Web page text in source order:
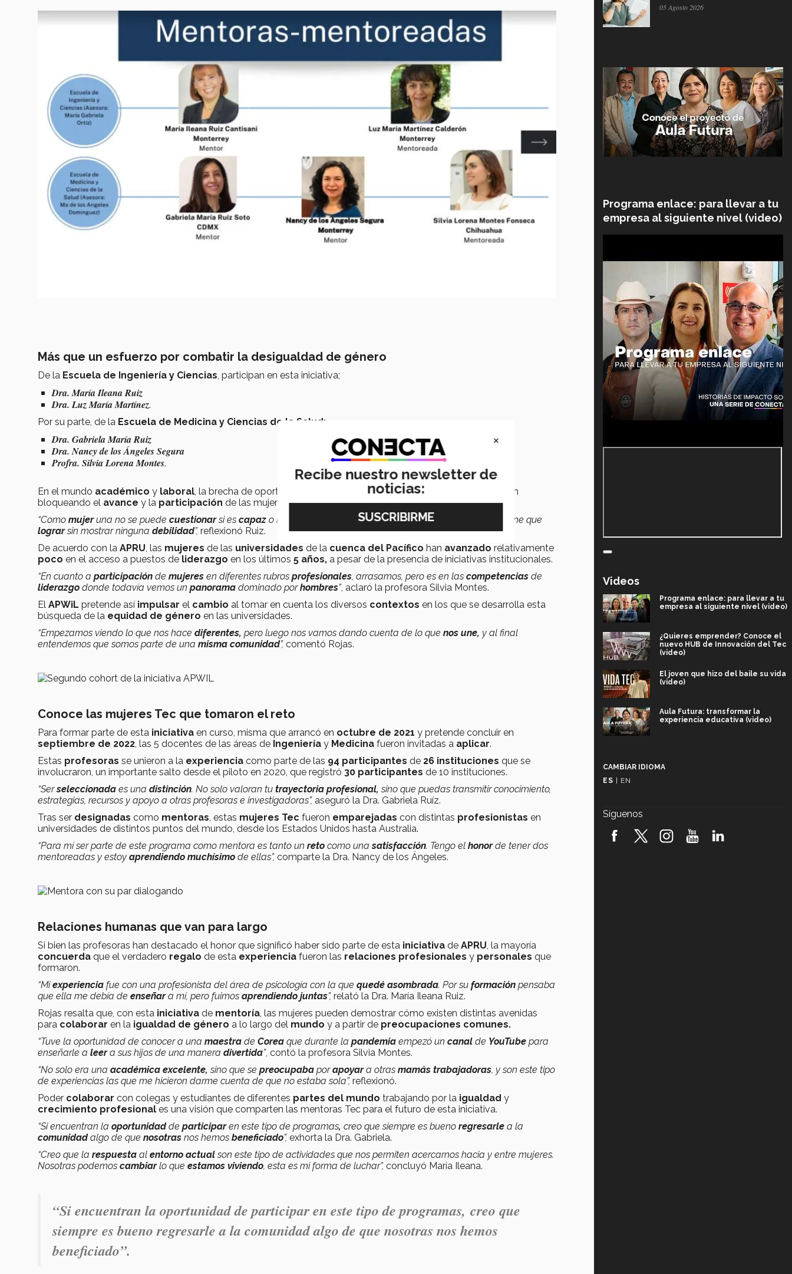
Más que un esfuerzo por combatir la desigualdad de género
De la Escuela de Ingeniería y Ciencias, participan en esta iniciativa;
Dra. María Ileana Ruiz
Dra. Luz María Martínez.
Por su parte, de la Escuela de Medicina y Ciencias de la Salud:
Dra. Gabriela María Ruiz
Dra. Nancy de los Ángeles Segura
Profra. Silvia Lorena Montes.
En el mundo académico y laboral, la brecha de oportunidades es uno de losretos más visibles
que siguen
bloqueando el avance y la participación de las mujeres en sus trabajos, explicó la Dra. María Ileana Ruiz.
“Como mujeruna no se puede cuestionarsi es capaz o no de hacer algo, lo tiene quehacery, usualmente, lo tiene que
lograrsin mostrar ninguna debilidad”, reflexionó Ruiz.
De acuerdo con la APRU, las mujeres de las universidades de la cuenca del Pacífico han avanzado relativamente
poco en el acceso a puestos de liderazgo en los últimos 5 años, a pesar de la presencia de iniciativas institucionales.
“En cuanto a participación de mujeres en diferentes rubros profesionales, arrasamos, pero es en las competencias de
liderazgo donde todavía vemos un panorama dominado porhombres”, aclaró la profesora Silvia Montes.
El APWiL pretende así impulsar el cambio al tomar en cuenta los diversos contextos en los que se desarrolla esta
búsqueda de la equidad de género en las universidades.
“Empezamos viendo lo que nos hace diferentes, pero luego nos vamos dando cuenta de lo que nos une, y al final
entendemos que somos parte de una misma comunidad”, comentó Rojas.
Conoce las mujeres Tec que tomaron el reto
Para formar parte de esta iniciativa en curso, misma que arrancó en octubre de 2021 y pretende concluir en
septiembre de 2022, las 5 docentes de las áreas de Ingeniería y Medicina fueron invitadas a aplicar.
Estas profesoras se unieron a la experiencia como parte de las 94 participantes de 26 instituciones que se
involucraron, un importante salto desde el piloto en 2020, que registró 30 participantes de 10 instituciones.
“Serseleccionada es una distinción. No solo valoran tu trayectoria profesional, sino que puedas transmitir conocimiento,
estrategias, recursos y apoyo a otras profesoras e investigadoras”, aseguró la Dra. Gabriela Ruíz.
Tras ser designadas como mentoras, estas mujeres Tec fueron emparejadas con distintas profesionistas en
universidades de distintos puntos del mundo, desde los Estados Unidos hasta Australia.
“Para mí ser parte de este programa como mentora es tanto un reto como unasatisfacción. Tengo el honorde tener dos
mentoreadas y estoy aprendiendo muchísimo de ellas”, comparte la Dra. Nancy de los Ángeles.
Relaciones humanas que van para largo
Si bien las profesoras han destacado el honor que significó haber sido parte de esta iniciativa de APRU, la mayoría
concuerda que el verdadero regalo de esta experiencia fueron las relaciones profesionales y personales que
formaron.
“Miexperiencia fue con una profesionista del área de psicología con la que quedé asombrada. Por su formación pensaba
que ella me debía de enseñara mí, pero fuimos aprendiendo juntas”, relató la Dra. María Ileana Ruiz.
Rojas resalta que, con esta iniciativa de mentoría, las mujeres pueden demostrar cómo existen distintas avenidas
para colaborar en la igualdad de género a lo largo del mundo y a partir de preocupaciones comunes.
“Tuve la oportunidad de conocer a una maestra de Corea que durante la pandemia empezó un canal de YouTube para
enseñarle a leera sus hijos de una manera divertida”, contó la profesora Silvia Montes.
“No solo era una académica excelente,sino que se preocupaba porapoyara otras mamás trabajadoras, y son este tipo
de experiencias las que me hicieron darme cuenta de que no estaba sola”, reflexionó.
Poder colaborar con colegas y estudiantes de diferentes partes del mundo trabajando por la igualdad y
crecimiento profesional es una visión que comparten las mentoras Tec para el futuro de esta iniciativa.
“Si encuentran la oportunidadde participaren este tipo de programas, creo que siempre es bueno regresarle a la
comunidadalgo de que nosotras nos hemos beneficiado”, exhorta la Dra. Gabriela.
“Creo que la respuesta al entorno actualson este tipo de actividades que nos permiten acercarnos hacia y entre mujeres.
Nosotras podemos cambiarlo que estamos viviendo, esta es mi forma de luchar”, concluyó María Ileana.
“Si encuentran la oportunidad de participar en este tipo de programas, creo que
siempre es bueno regresarle a la comunidad algo de que nosotras nos hemos
beneficiado”.
05 Agosto 2026
Programa enlace: para llevar a tu
empresa al siguiente nivel (video)
Videos
Programa enlace: para llevar a tu
empresa al siguiente nivel (video)
¿Quieres emprender? Conoce el
nuevo HUB de Innovación del Tec
(video)
El joven que hizo del baile su vida
(video)
Aula Futura: transformar la
experiencia educativa (video)
robótica FIRST 2026! (video)
CAMBIAR IDIOMA
ES | EN
Síguenos
×
Recibe nuestro newsletter de
noticias: